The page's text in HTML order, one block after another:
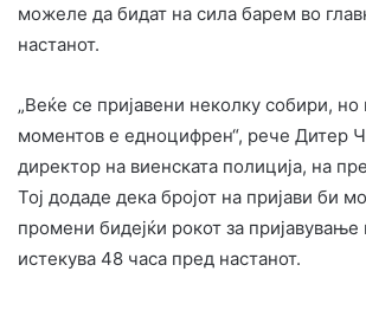
можеле да бидат на сила барем во
настанот.
„Веќе се пријавени неколку собири, но
моментов е едноцифрен“, рече Дитер
директор на виенската полиција, на
Тој додаде дека бројот на пријави би
промени бидејќи рокот за пријавување
истекува 48 часа пред настанот.